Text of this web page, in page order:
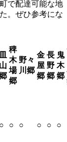
で配達可能な地
。ぜひ参考にな
皿
山
稗
木
場
郷
野々
川郷
金
屋
郷
長
野
郷
鬼
木
郷
○ ○ ○ ○ ○ ○